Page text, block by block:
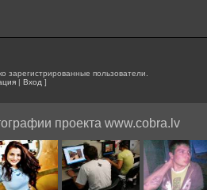
зарегистрированные пользователи.
Вход ]
проекта www.cobra.lv